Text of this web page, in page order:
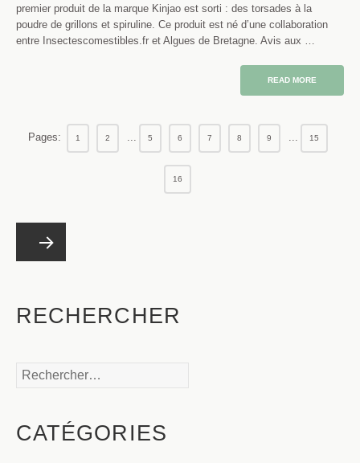
premier produit de la marque Kinjao est sorti : des torsades à la
poudre de grillons et spiruline. Ce produit est né d’une collaboration
entre Insectescomestibles.fr et Algues de Bretagne. Avis aux …
READ MORE
Pages: 1 2 ... 5 6 7 8 9 ... 15
16
Pagination
des
précédente
PAGE7
suivante
RECHERCHER
Rechercher :
CATÉGORIES